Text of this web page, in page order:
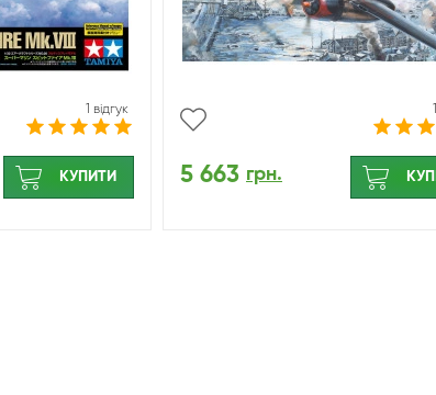
1 відгук
КУПИТИ 5 663 грн.